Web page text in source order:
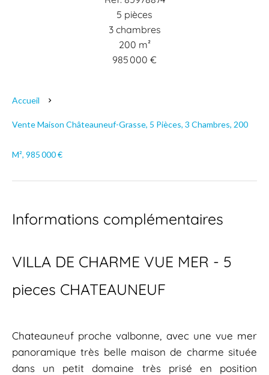
5 pièces
3 chambres
200 m²
985 000 €
Accueil
Vente Maison Châteauneuf-Grasse, 5 Pièces, 3 Chambres, 200
M², 985 000 €
Informations complémentaires
VILLA DE CHARME VUE MER - 5
pieces CHATEAUNEUF
Chateauneuf proche valbonne, avec une vue mer
panoramique très belle maison de charme située
dans un petit domaine très prisé en position